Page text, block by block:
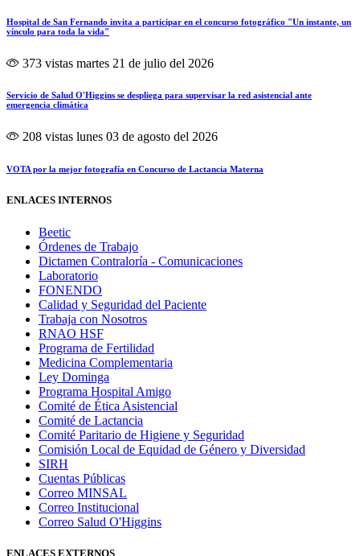
Hospital de San Fernando invita a participar en el concurso fotográfico "Un instante, un
vínculo para toda la vida"
373 vistas martes 21 de julio del 2026
Servicio de Salud O'Higgins se despliega para supervisar la red asistencial ante
emergencia climática
208 vistas lunes 03 de agosto del 2026
VOTA por la mejor fotografía en Concurso de Lactancia Materna
ENLACES INTERNOS
Beetic
Órdenes de Trabajo
Dictamen Contraloría - Comunicaciones
Laboratorio
FONENDO
Calidad y Seguridad del Paciente
Trabaja con Nosotros
RNAO HSF
Programa de Fertilidad
Medicina Complementaria
Ley Dominga
Programa Hospital Amigo
Comité de Ética Asistencial
Comité de Lactancia
Comité Paritario de Higiene y Seguridad
Comisión Local de Equidad de Género y Diversidad
SIRH
Cuentas Públicas
Correo MINSAL
Correo Institucional
Correo Salud O'Higgins
ENLACES EXTERNOS